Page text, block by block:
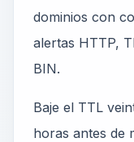
dominios con
alertas HTTP,
BIN.
Baje el TTL
horas antes de